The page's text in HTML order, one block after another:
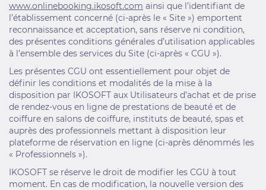
www.onlinebooking.ikosoft.com ainsi que l’identifiant de
l’établissement concerné (ci-après le « Site ») emportent
reconnaissance et acceptation, sans réserve ni condition,
des présentes conditions générales d’utilisation applicables
à l’ensemble des services du Site (ci-après « CGU »).
Les présentes CGU ont essentiellement pour objet de
définir les conditions et modalités de la mise à la
disposition par IKOSOFT aux Utilisateurs d’achat et de prise
de rendez-vous en ligne de prestations de beauté et de
coiffure en salons de coiffure, instituts de beauté, spas et
auprès des professionnels mettant à disposition leur
plateforme de réservation en ligne (ci-après dénommés les
« Professionnels »).
IKOSOFT se réserve le droit de modifier les CGU à tout
moment. En cas de modification, la nouvelle version des